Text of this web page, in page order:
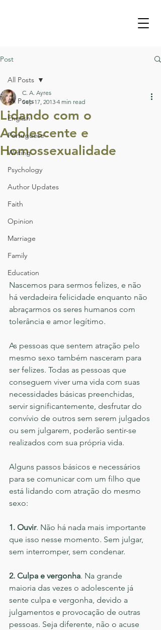
Post
All Posts
English
Portuguese
Writing
Psychology
Author Updates
Faith
Opinion
Marriage
Family
Education
All Posts
Lidando com o
Adolescente e
Homossexualidade
C. A. Ayres
Sep 17, 2013 4 min read
Nascemos para sermos felizes, e não
há verdadeira felicidade enquanto não
abraçarmos os seres humanos com
tolerância e amor legítimo.
As pessoas que sentem atração pelo
mesmo sexo também nasceram para
ser felizes. Todas as pessoas que
conseguem viver uma vida com suas
necessidades básicas preenchidas,
servir significantemente, desfrutar do
convívio de outros sem serem julgados
ou sem julgarem, poderão sentir-se
realizados com sua própria vida.
Alguns passos básicos e necessários
para se comunicar com um filho que
está lidando com atração do mesmo
sexo:
1. Ouvir. Não há nada mais importante
que isso nesse momento. Sem julgar,
sem interromper, sem condenar.
2. Culpa e vergonha. Na grande
maioria das vezes o adolescente já
sente culpa e vergonha, devido a
julgamentos e provocação de outras
pessoas. Seja diferente, não o acuse